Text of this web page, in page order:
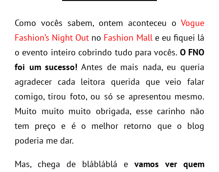
Como vocês sabem, ontem aconteceu o Vogue
Fashion’s Night Out no Fashion Malle eu fiquei lá
o evento inteiro cobrindo tudo para vocês. O FNO
foi um sucesso! Antes de mais nada, eu queria
agradecer cada leitora querida que veio falar
comigo, tirou foto, ou só se apresentou mesmo.
Muito muito muito obrigada, esse carinho não
tem preço e é o melhor retorno que o blog
poderia me dar.
Mas, chega de blábláblá e vamos ver quem